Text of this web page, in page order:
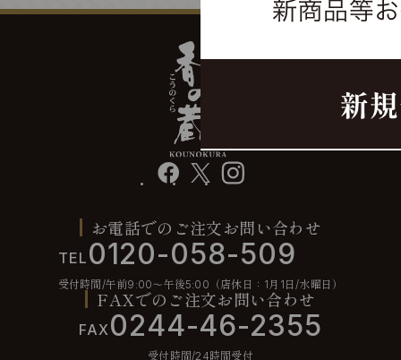
facebook instagram
お電話でのご注文お問い合わせ
TEL 0120-058-509
受付時間/午前9:00〜午後5:00（店休日：1月1日/水曜日）
FAXでのご注文お問い合わせ
FAX0244-46-2355
受付時間/24時間受付